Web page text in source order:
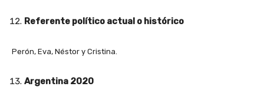
Referente político actual o histórico
Perón, Eva, Néstor y Cristina.
Argentina 2020